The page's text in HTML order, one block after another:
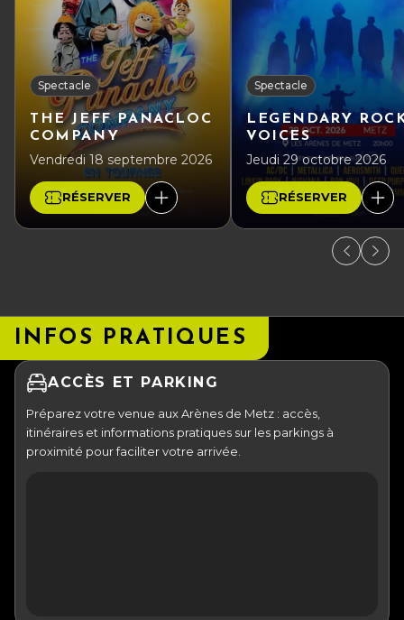
Spectacle
THE JEFF PANACLOC
COMPANY
Vendredi 18 septembre 2026
RÉSERVER
Spectacle
LEGENDARY
VOICES
Jeudi 29 octobre 2026
RÉSERVER
INFOS PRATIQUES
ACCÈS ET PARKING
Préparez votre venue aux Arènes de Metz : accès,
itinéraires et informations pratiques sur les parkings à
proximité pour faciliter votre arrivée.